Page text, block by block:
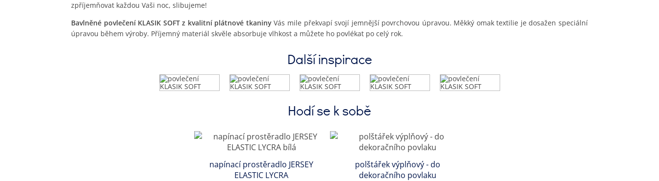
zpříjemňovat každou Vaši noc, slibujeme!
Bavlněné povlečení KLASIK SOFT z kvalitní plátnové tkaninyVás mile překvapí svojí jemnější povrchovou úpravou. Měkký omak textilie je dosažen speciální
úpravou během výroby. Příjemný materiál skvěle absorbuje vlhkost a můžete ho povlékat po celý rok.
Další inspirace
Hodí se k sobě
napínací prostěradlo JERSEY
ELASTIC LYCRA
polštářek výplňový - do
dekoračního povlaku